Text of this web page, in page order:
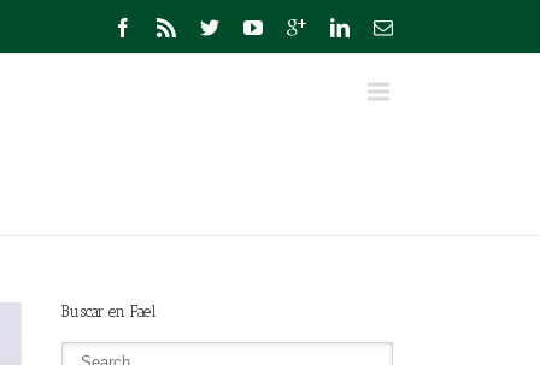
Buscar en Fael